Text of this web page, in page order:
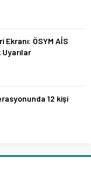
ÖSYM AİS
12 kişi